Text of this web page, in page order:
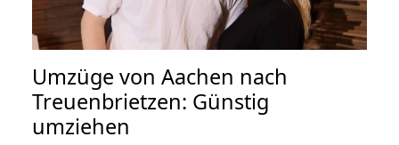
Umzüge von Aachen nach
Treuenbrietzen: Günstig
umziehen